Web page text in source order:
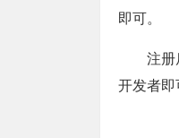
即可。
注册
开发者即